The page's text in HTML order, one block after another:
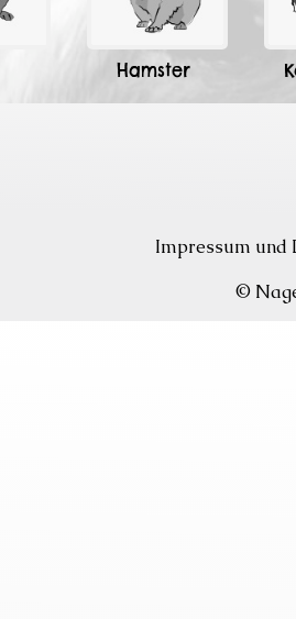
Hamster
Impressum und
©